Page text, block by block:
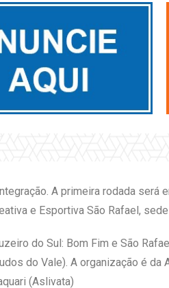
A primeira rodada será
e Esportiva São Rafael,
do Sul: Bom Fim e São
do Vale). A organização é
(Aslivata)